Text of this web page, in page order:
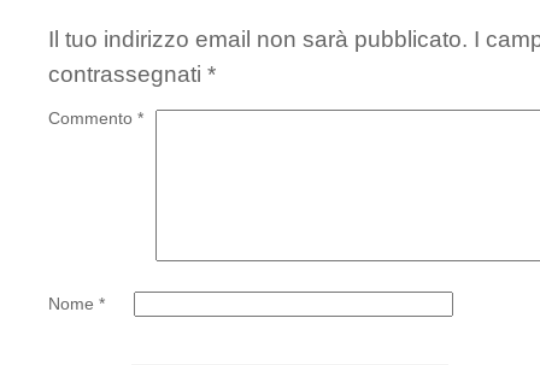
Il tuo indirizzo email non sarà pubblicato. I
contrassegnati *
Commento *
Nome *